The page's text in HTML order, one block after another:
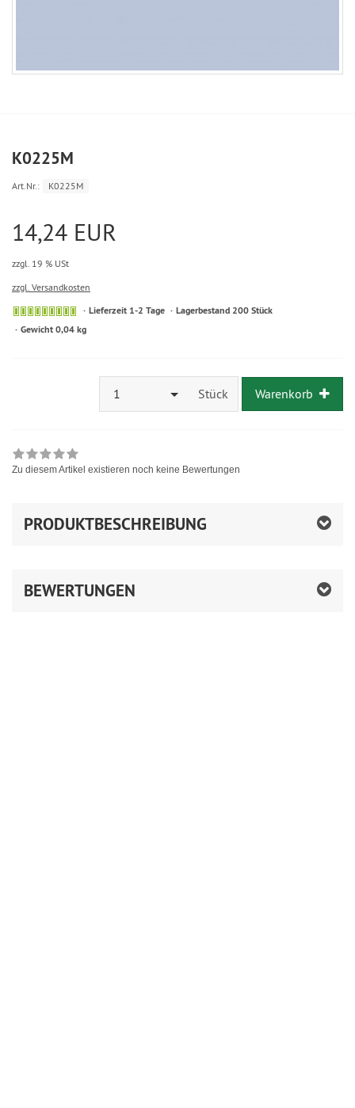
K0225M
Art.Nr.: K0225M
14,24 EUR
zzgl. 19 % USt
zzgl. Versandkosten
Lieferzeit 1-2 Tage
Lagerbestand 200 Stück
Gewicht 0,04 kg
1 Stück Warenkorb
Zu diesem Artikel existieren noch keine Bewertungen
PRODUKTBESCHREIBUNG
BEWERTUNGEN